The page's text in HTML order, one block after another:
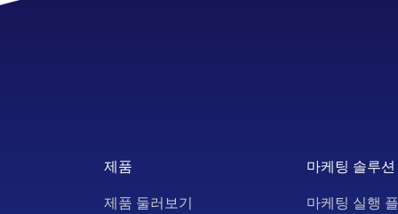
제품
제품 둘러보기
마케팅 솔루션
마케팅 실행